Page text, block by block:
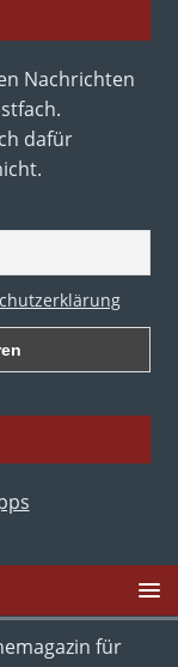
Nachrichten
dafür
für